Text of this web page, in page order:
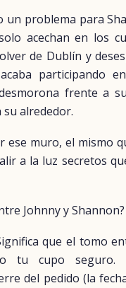
problema para
acechan en los
de Dublín y
participando
frente a
alrededor.
ese muro, el mismo
a la luz secretos
Johnny y Shannon?
que el tomo
tu cupo seguro.
del pedido (la